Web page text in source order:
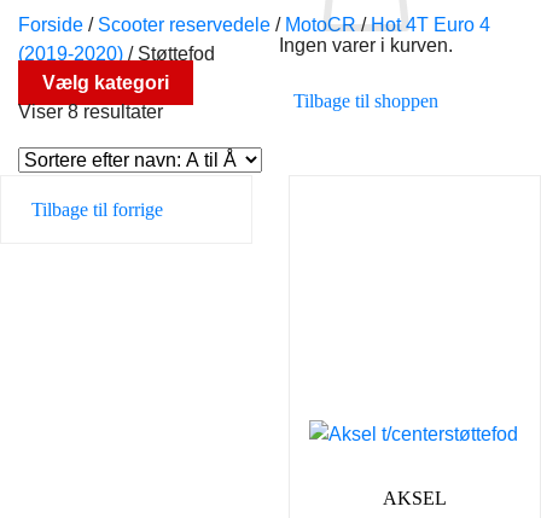
Ingen varer i kurven.
Tilbage til shoppen
Forside / Scooter reservedele / MotoCR / Hot 4T Euro 4
(2019-2020) /Støttefod
Vælg kategori
Viser 8 resultater
Tilbage til forrige
AKSEL